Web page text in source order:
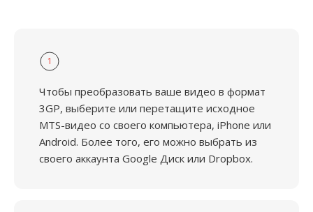
1
Чтобы преобразовать ваше видео в формат
3GP, выберите или перетащите исходное
MTS-видео со своего компьютера, iPhone или
Android. Более того, его можно выбрать из
своего аккаунта Google Диск или Dropbox.